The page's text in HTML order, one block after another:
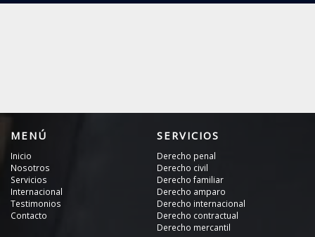
MENÚ
Inicio
Nosotros
Servicios
Internacional
Testimonios
Contacto
SERVICIOS
Derecho penal
Derecho civil
Derecho familiar
Derecho amparo
Derecho internacional
Derecho contractual
Derecho mercantil